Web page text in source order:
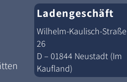
Ladengeschäft
Wilhelm-Kaulisch-Straße
26
D – 01844 Neustadt (Im
Kaufland)